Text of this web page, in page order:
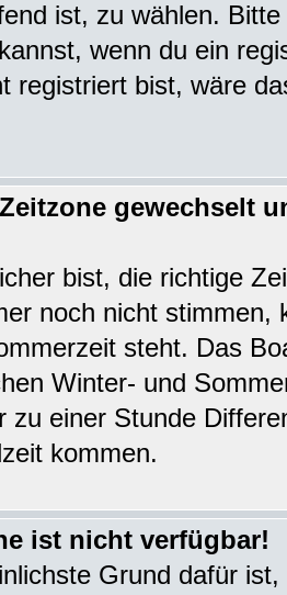
ist, zu wählen.
wenn du ein
registriert bist, wäre
gewechselt
bist, die richtige
noch nicht stimmen,
steht. Das
Winter- und
zu einer Stunde
kommen.
ist nicht verfügbar!
Grund dafür